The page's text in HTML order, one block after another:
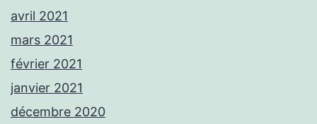
avril 2021
mars 2021
février 2021
janvier 2021
décembre 2020